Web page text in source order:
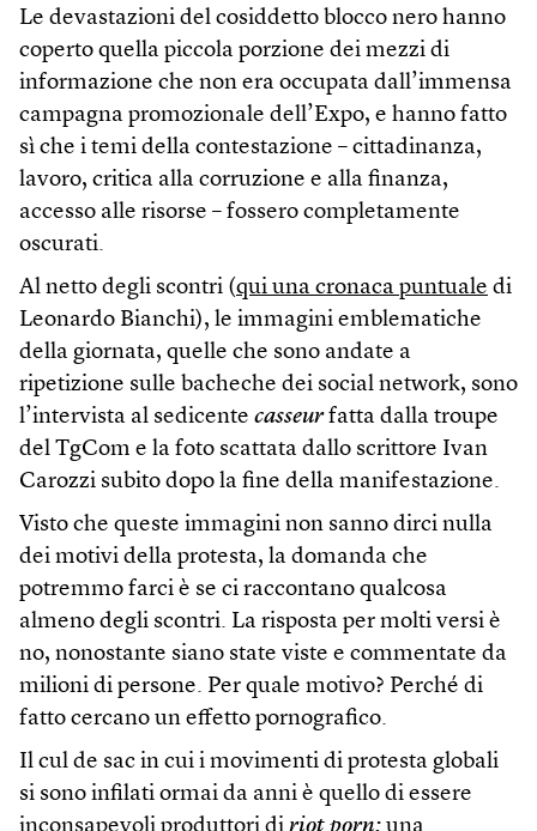
Le devastazioni del cosiddetto blocco nero hanno
coperto quella piccola porzione dei mezzi di
informazione che non era occupata dall’immensa
campagna promozionale dell’Expo, e hanno fatto
sì che i temi della contestazione – cittadinanza,
lavoro, critica alla corruzione e alla finanza,
accesso alle risorse – fossero completamente
oscurati.
Al netto degli scontri (qui una cronaca puntuale di
Leonardo Bianchi), le immagini emblematiche
della giornata, quelle che sono andate a
ripetizione sulle bacheche dei social network, sono
l’intervista al sedicente casseurfatta dalla troupe
del TgCom e la foto scattata dallo scrittore Ivan
Carozzi subito dopo la fine della manifestazione.
Visto che queste immagini non sanno dirci nulla
dei motivi della protesta, la domanda che
potremmo farci è se ci raccontano qualcosa
almeno degli scontri. La risposta per molti versi è
no, nonostante siano state viste e commentate da
milioni di persone. Per quale motivo? Perché di
fatto cercano un effetto pornografico.
Il cul de sac in cui i movimenti di protesta globali
si sono infilati ormai da anni è quello di essere